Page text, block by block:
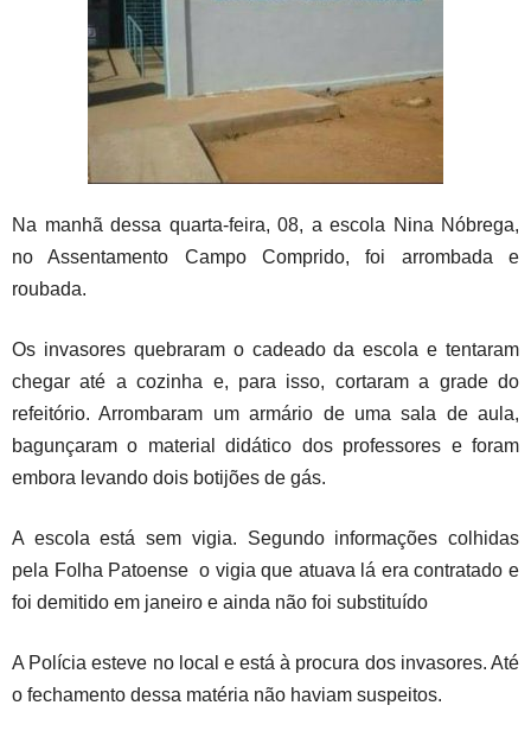
Na manhã dessa quarta-feira, 08, a escola Nina Nóbrega,
no Assentamento Campo Comprido, foi arrombada e
roubada.
Os invasores quebraram o cadeado da escola e tentaram
chegar até a cozinha e, para isso, cortaram a grade do
refeitório. Arrombaram um armário de uma sala de aula,
bagunçaram o material didático dos professores e foram
embora levando dois botijões de gás.
A escola está sem vigia. Segundo informações colhidas
pela Folha Patoense o vigia que atuava lá era contratado e
foi demitido em janeiro e ainda não foi substituído
A Polícia esteve no local e está à procura dos invasores. Até
o fechamento dessa matéria não haviam suspeitos.